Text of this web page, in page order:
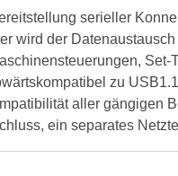
serieller
wird der
zu
aller gängigen
ein separates